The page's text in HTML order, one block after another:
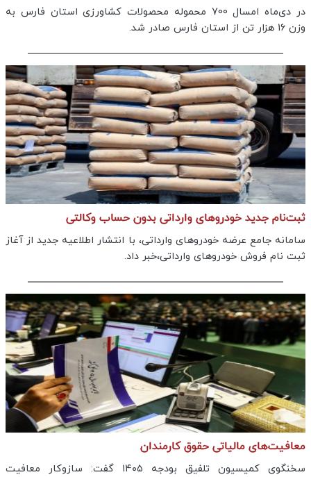
در دی‌ماه امسال 700 محموله محصولات کشاورزی استان فارس به
وزن 16 هزار تن از استان فارس صادر شد.
ثبت‌نام جدید خودروهای وارداتی بدون حساب وکالتی
سامانه جامع عرضه خودروهای وارداتی، با انتشار اطلاعیه جدید از آغاز
ثبت نام فروش خودروهای وارداتی،خبر داد.
معافیت‌های مالیاتی حقوق کارمندان
سخنگوی کمیسیون تلفیق بودجه ۱۴۰۵ گفت: سازوکار معافیت